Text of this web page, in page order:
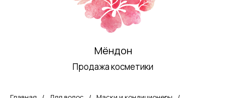
Мёндон
Продажа косметики